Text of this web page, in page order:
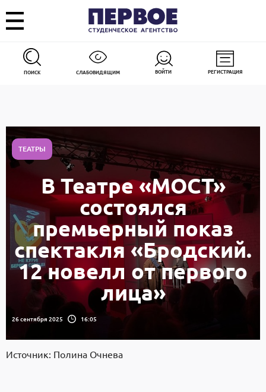
ПОИСК СЛАБОВИДЯЩИМ ВОЙТИ РЕГИСТРАЦИЯ
ТЕАТРЫ
В Театре «МОСТ»
состоялся
премьерный показ
спектакля «Бродский.
12 новелл от первого
лица»
26 сентября 2025 16:05
Источник: Полина Очнева